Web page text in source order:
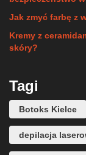
Jak zmyć farbę z
Kremy z
skóry?
Tagi
Botoks Kielce
depilacja